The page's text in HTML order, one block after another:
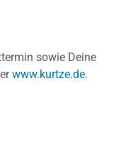
sowie Deine
www.kurtze.de.